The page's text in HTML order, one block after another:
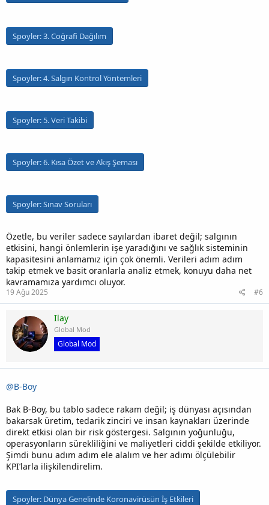
Spoyler:3. Coğrafi Dağılım
Spoyler:4. Salgın Kontrol Yöntemleri
Spoyler: 5. Veri Takibi
Spoyler:6. Kısa Özet ve Akış Şeması
Spoyler:Sınav Soruları
Özetle, bu veriler sadece sayılardan ibaret değil; salgının
etkisini, hangi önlemlerin işe yaradığını ve sağlık sisteminin
kapasitesini anlamamız için çok önemli. Verileri adım adım
takip etmek ve basit oranlarla analiz etmek, konuyu daha net
kavramamıza yardımcı oluyor.
19 Ağu 2025 #6
Ilay
Global Mod
Global Mod
@B-Boy
Bak B-Boy, bu tablo sadece rakam değil; iş dünyası açısından
bakarsak üretim, tedarik zinciri ve insan kaynakları üzerinde
direkt etkisi olan bir risk göstergesi. Salgının yoğunluğu,
operasyonların sürekliliğini ve maliyetleri ciddi şekilde etkiliyor.
Şimdi bunu adım adım ele alalım ve her adımı ölçülebilir
KPI’larla ilişkilendirelim.
Spoyler: Dünya Genelinde Koronavirüsün İş Etkileri